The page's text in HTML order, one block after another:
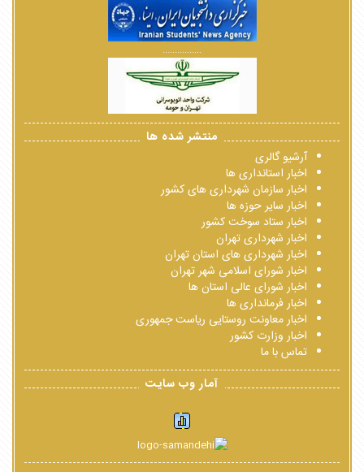
................
منتشر شده ها
آرشیو گالری
اخبار استانداری ها
اخبار سازمان شهرداری های کشور
اخبار سایر حوزه ها
اخبار ستاد سوخت کشور
اخبار شهرداری تهران
اخبار شهرداری های استان تهران
اخبار شورای اسلامی شهر تهران
اخبار شورای عالی استان ها
اخبار فرمانداری ها
اخبار معاونت روستایی ریاست جمهوری
اخبار وزارت کشور
تماس با ما
آمار وب سایت